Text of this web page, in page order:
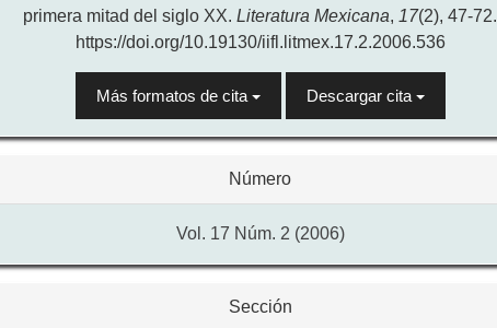
primera mitad del siglo XX.Literatura Mexicana, 17(2), 47-72.
https://doi.org/10.19130/iifl.litmex.17.2.2006.536
Más formatos de cita Descargar cita
Número
Vol. 17 Núm. 2 (2006)
Sección